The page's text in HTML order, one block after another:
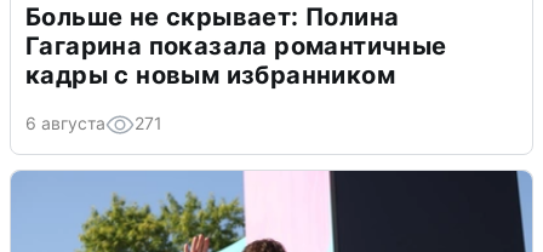
Больше не скрывает: Полина
Гагарина показала романтичные
кадры с новым избранником
6 августа 271